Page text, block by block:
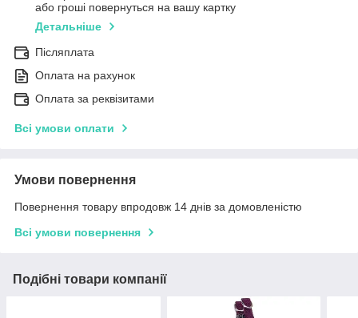
або гроші повернуться на вашу картку
Детальніше
Післяплата
Оплата на рахунок
Оплата за реквізитами
Всі умови оплати
Умови повернення
Повернення товару впродовж 14 днів за домовленістю
Всі умови повернення
Подібні товари компанії